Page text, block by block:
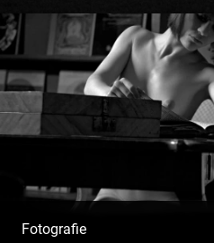
Konzeption & Gestaltung |
Fotografie & Texting | Feine
Fotografie